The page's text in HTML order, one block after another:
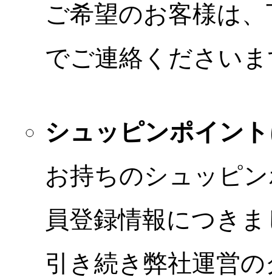
ご希望のお客様は
でご連絡ください
シュッピンポイン
お持ちのシュッピ
員登録情報につき
引き続き弊社運営